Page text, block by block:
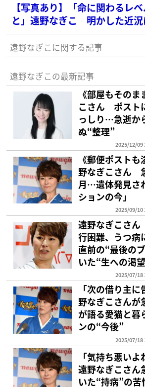
【写真あり】「命に関わるレ
と」遠野なぎこ 明かした近況
「命を削りながら生きている
遠野なぎこに関する記事
遠野なぎこの最新記事
《部屋もその
こさん ポスト
っしり…急逝か
ぬ“整理”
2025/12/09
《郵便ポスト
野なぎこさん
月…遺体発見さ
ションの今」
2025/09/10
遠野なぎこさ
行困難、うつ
直前の“最後の
いた“生への渇
2025/07/18
「次の借り主
野なぎこさん
が語る愛猫と暮
ンの“今後”
2025/07/18
「気持ち悪いよ
遠野なぎこさ
いた“持病”の苦